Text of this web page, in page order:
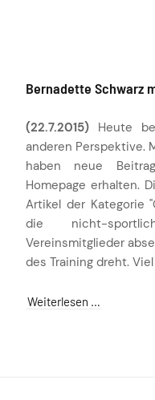
Bernadette Schwarz
(22.7.2015) Heute
anderen Perspektive.
haben neue
Homepage erhalten.
Artikel der Kategorie
die nicht-
Vereinsmitglieder
des Training dreht.
Weiterlesen …